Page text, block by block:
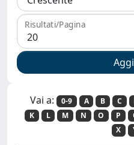
Risultati/Pagina
Vai a: 0-9 A B C
K
L M N O P
X